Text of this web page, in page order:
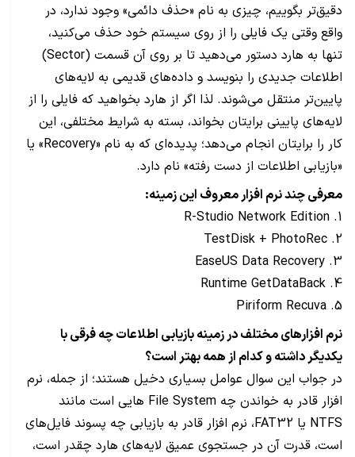
دقیق‌تر بگوییم، چیزی به نام «حذف دائمی» وجود ندارد، در
واقع وقتی یک فایلی را از روی سیستم خود حذف می‌کنید،
تنها به هارد دستور می‌دهید تا بر روی آن قسمت (Sector)
اطلاعات جدیدی را بنویسد و داده‌های قدیمی به لایه‌های
پایین‌تر منتقل می‌شوند. لذا اگر از هارد بخواهید که فایلی را از
لایه‌های پایینی برایتان بخواند، بسته به شرایط مختلفی، این
کار را برایتان انجام می‌دهد؛ پدیده‌ای که به نام «Recovery» یا
«بازیابی اطلاعات از دست رفته» نام دارد.
معرفی چند نرم افزار معروف این زمینه:
1. R-Studio Network Edition
2. TestDisk + PhotoRec
3. EaseUS Data Recovery
4. Runtime GetDataBack
5. Piriform Recuva
نرم افزارهای مختلف در زمینه بازیابی اطلاعات چه فرقی با
یکدیگر داشته و کدام از همه بهتر است؟
در جواب این سوال عوامل بسیاری دخیل هستند؛ از جمله، نرم
افزار قادر به خواندن چه File System هایی است مانند
NTFS یا FAT32، نرم افزار قادر به بازیابی چه پسوند فایل‌های
است، قدرت آن در جستجوی عمیق لایه‌های هارد چقدر است،